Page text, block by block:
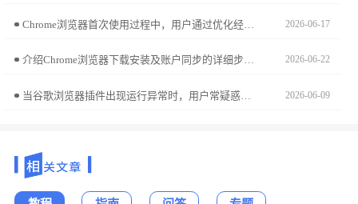
Chrome浏览器首次使用过程中，用户通过优化经验总结提升操作效率，保证浏览器各项功能运行顺畅，减少重复操作。 2026-06-17
介绍Chrome浏览器下载安装及账户同步的详细步骤，方便用户实现多设备数据共享，提升工作效率。 2026-06-22
当谷歌浏览器插件出现运行异常时，用户常疑惑是否必须卸载重装。本文分析异常类型，给出科学处理建议，帮助用户选择最佳故障解决方案。 2026-06-09